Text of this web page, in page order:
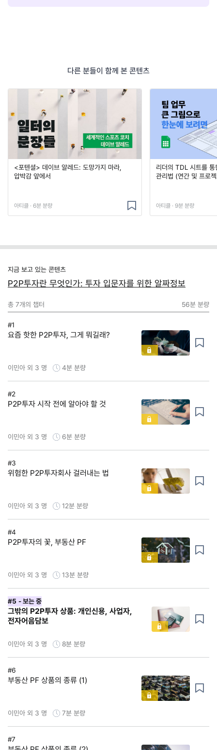
다른 분들이 함께 본 콘텐츠
<포텐셜> 데이브 알레드: 도망가지 마라,
압박감 앞에서
아티클 · 6분 분량
리더의 TDL 시트를
관리법 (연간 및 프로
아티클 · 9분 분량
지금 보고 있는 콘텐츠
P2P투자란 무엇인가: 투자 입문자를 위한 알짜정보
총 7개의 챕터 56분 분량
#1
요즘 핫한 P2P투자, 그게 뭐길래?
이민아 외 3 명 4분 분량
#2
P2P투자 시작 전에 알아야 할 것
이민아 외 3 명 6분 분량
#3
위험한 P2P투자회사 걸러내는 법
이민아 외 3 명 12분 분량
#4
P2P투자의 꽃, 부동산 PF
이민아 외 3 명 13분 분량
#5 - 보는 중
그밖의 P2P투자 상품: 개인신용, 사업자,
전자어음담보
이민아 외 3 명 8분 분량
#6
부동산 PF 상품의 종류 (1)
이민아 외 3 명 7분 분량
#7